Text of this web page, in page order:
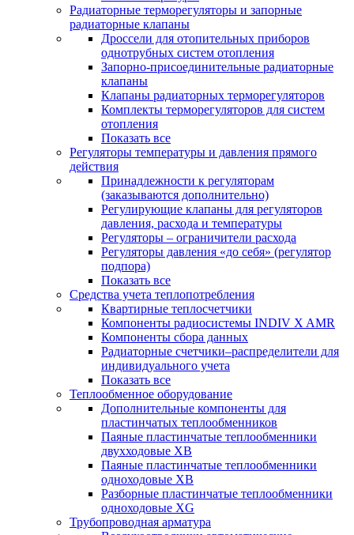
Радиаторные терморегуляторы и запорные
радиаторные клапаны
Дроссели для отопительных приборов
однотрубных систем отопления
Запорно-присоединительные радиаторные
клапаны
Клапаны радиаторных терморегуляторов
Комплекты терморегуляторов для систем
отопления
Показать все
Регуляторы температуры и давления прямого
действия
Принадлежности к регуляторам
(заказываются дополнительно)
Регулирующие клапаны для регуляторов
давления, расхода и температуры
Регуляторы – ограничители расхода
Регуляторы давления «до себя» (регулятор
подпора)
Показать все
Средства учета теплопотребления
Квартирные теплосчетчики
Компоненты радиосистемы INDIV X AMR
Компоненты сбора данных
Радиаторные счетчики–распределители для
индивидуального учета
Показать все
Теплообменное оборудование
Дополнительные компоненты для
пластинчатых теплообменников
Паяные пластинчатые теплообменники
двухходовые XB
Паяные пластинчатые теплообменники
одноходовые ХВ
Разборные пластинчатые теплообменники
одноходовые ХG
Трубопроводная арматура